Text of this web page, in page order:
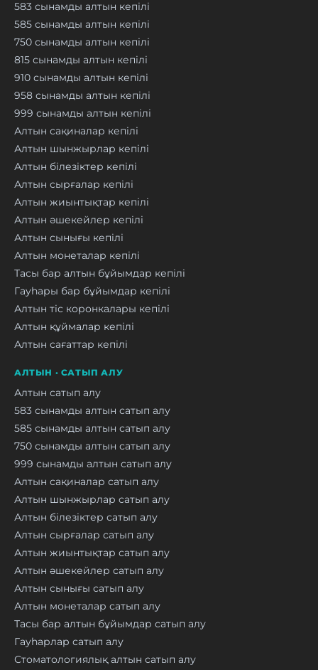
583 сынамды алтын кепілі
585 сынамды алтын кепілі
750 сынамды алтын кепілі
815 сынамды алтын кепілі
910 сынамды алтын кепілі
958 сынамды алтын кепілі
999 сынамды алтын кепілі
Алтын сақиналар кепілі
Алтын шынжырлар кепілі
Алтын білезіктер кепілі
Алтын сырғалар кепілі
Алтын жиынтықтар кепілі
Алтын әшекейлер кепілі
Алтын сынығы кепілі
Алтын монеталар кепілі
Тасы бар алтын бұйымдар кепілі
Гауһары бар бұйымдар кепілі
Алтын тіс коронкалары кепілі
Алтын құймалар кепілі
Алтын сағаттар кепілі
АЛТЫН · САТЫП АЛУ
Алтын сатып алу
583 сынамды алтын сатып алу
585 сынамды алтын сатып алу
750 сынамды алтын сатып алу
999 сынамды алтын сатып алу
Алтын сақиналар сатып алу
Алтын шынжырлар сатып алу
Алтын білезіктер сатып алу
Алтын сырғалар сатып алу
Алтын жиынтықтар сатып алу
Алтын әшекейлер сатып алу
Алтын сынығы сатып алу
Алтын монеталар сатып алу
Тасы бар алтын бұйымдар сатып алу
Гауһарлар сатып алу
Стоматологиялық алтын сатып алу